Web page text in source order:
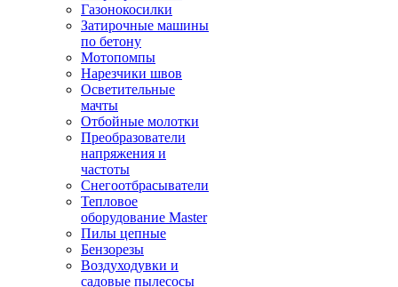
Газонокосилки
Затирочные машины
по бетону
Мотопомпы
Нарезчики швов
Осветительные
мачты
Отбойные молотки
Преобразователи
напряжения и
частоты
Снегоотбрасыватели
Тепловое
оборудование Master
Пилы цепные
Бензорезы
Воздуходувки и
садовые пылесосы